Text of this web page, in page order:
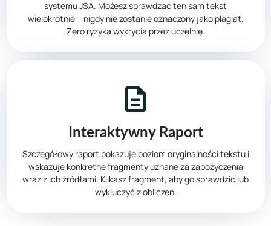
systemu JSA. Możesz sprawdzać ten sam tekst
wielokrotnie – nigdy nie zostanie oznaczony jako plagiat.
Zero ryzyka wykrycia przez uczelnię.
Interaktywny Raport
Szczegółowy raport pokazuje poziom oryginalności tekstu i
wskazuje konkretne fragmenty uznane za zapożyczenia
wraz z ich źródłami. Klikasz fragment, aby go sprawdzić lub
wykluczyć z obliczeń.